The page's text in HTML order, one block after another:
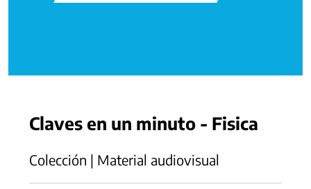
Claves en un minuto - Fisica
Colección | Material audiovisual